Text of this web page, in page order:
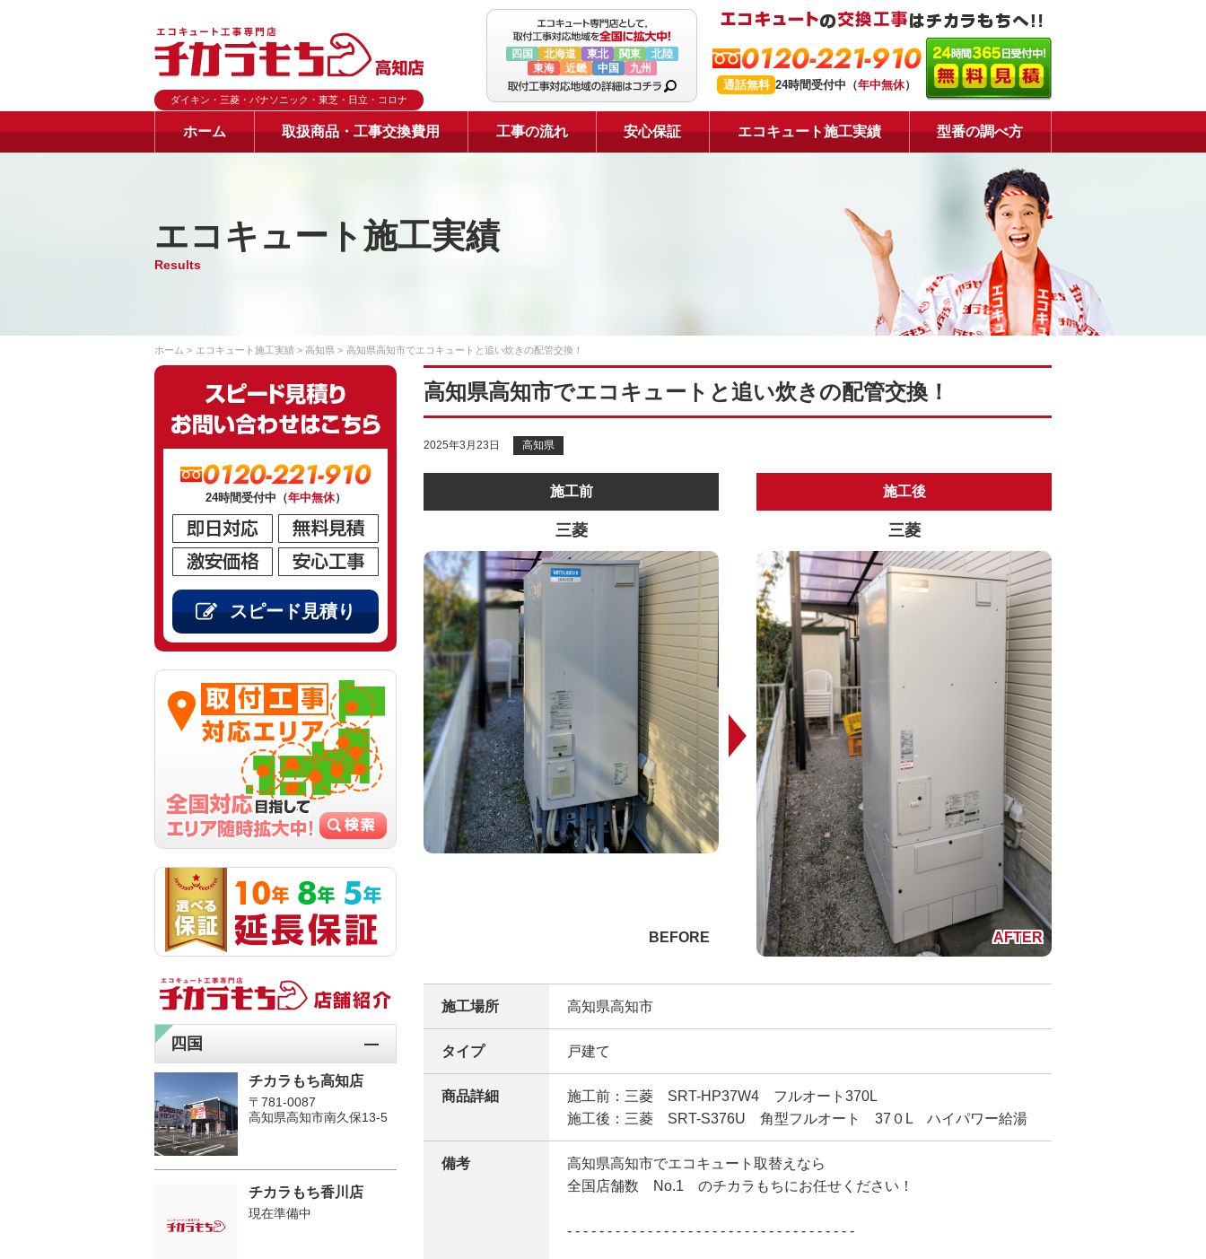
ダイキン・三菱・パナソニック・東芝・日立・コロナ
四国 北海道 東北 関東
北陸
東海
近畿 中国 九州 0120-221-910
通話無料 24時間受付中（年中無休）
ホーム 取扱商品・工事交換費用 工事の流れ 安心保証 エコキュート施工実績 型番の調べ方
エコキュート施工実績
Results
ホーム エコキュート施工実績 高知県 高知県高知市でエコキュートと追い炊きの配管交換！
高知県高知市でエコキュートと追い炊きの配管交換！
2025年3月23日 高知県
施工前
三菱
施工後
三菱
施工場所 高知県高知市
タイプ 戸建て
商品詳細
施工前：三菱 SRT-HP37W4 フルオート370L
施工後：三菱 SRT-S376U 角型フルオート 37０L ハイパワー給湯
備考
高知県高知市でエコキュート取替えなら
全国店舗数 No.1 のチカラもちにお任せください！
- - - - - - - - - - - - - - - - - - - - - - - - - - - - - - - - - - - -
0120-221-910
24時間受付中（年中無休）
スピード見積り
四国
チカラもち高知店
〒781-0087
高知県高知市南久保13-5
チカラもち香川店
現在準備中